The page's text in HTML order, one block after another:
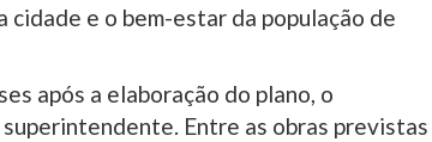
e o bem-estar da população de
após a elaboração do plano, o
Entre as obras previstas